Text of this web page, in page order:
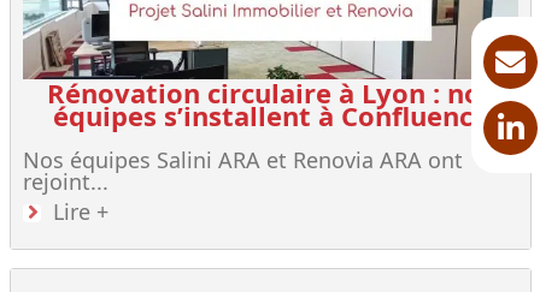
Rénovation circulaire à Lyon : nos
équipes s’installent à Confluence
Nos équipes Salini ARA et Renovia ARA ont
rejoint...
Lire +